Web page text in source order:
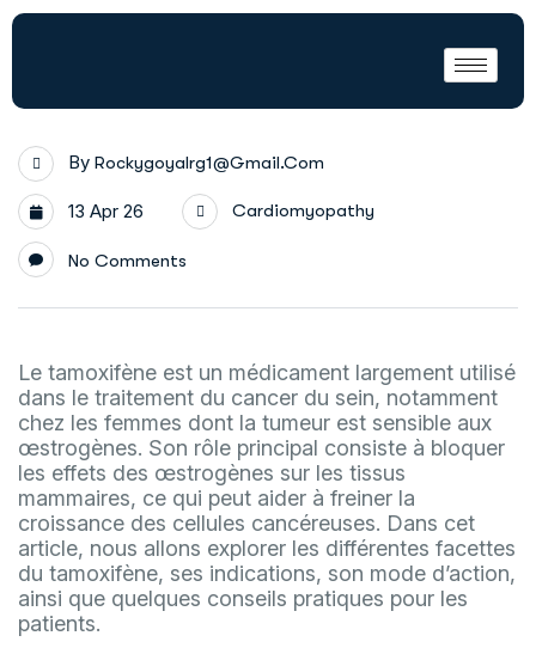
By Rockygoyalrg1@gmail.com
13 Apr 26 Cardiomyopathy
No Comments
Le tamoxifène est un médicament largement utilisé
dans le traitement du cancer du sein, notamment
chez les femmes dont la tumeur est sensible aux
œstrogènes. Son rôle principal consiste à bloquer
les effets des œstrogènes sur les tissus
mammaires, ce qui peut aider à freiner la
croissance des cellules cancéreuses. Dans cet
article, nous allons explorer les différentes facettes
du tamoxifène, ses indications, son mode d’action,
ainsi que quelques conseils pratiques pour les
patients.